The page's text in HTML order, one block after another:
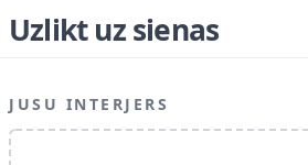
Uzlikt uz sienas
JUSU INTERJERS